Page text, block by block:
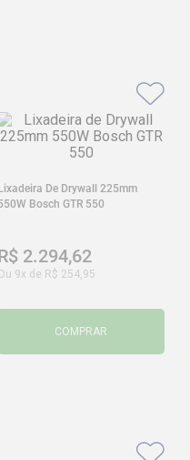
De Drywall 225mm
Bosch GTR 550
2.294,62
9x de R$ 254 95
COMPRAR